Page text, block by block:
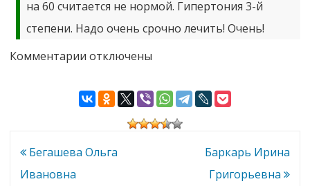
на 60 считается не нормой. Гипертония 3-й
степени. Надо очень срочно лечить! Очень!
Комментарии к
Елена
Викторовна
отключены
Навигация
по
Бегашева Ольга
Ивановна
Баркарь Ирина
Григорьевна